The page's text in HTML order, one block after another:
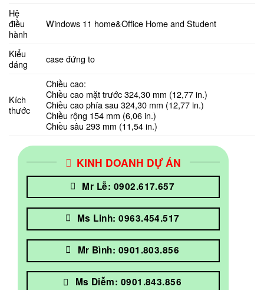
Hệ
điều
hành
Windows 11 home&Office Home and Student
Kiểu
dáng
case đứng to
Kích
thước
Chiều cao:
Chiều cao mặt trước 324,30 mm (12,77 in.)
Chiều cao phía sau 324,30 mm (12,77 in.)
Chiều rộng 154 mm (6,06 in.)
Chiều sâu 293 mm (11,54 in.)
KINH DOANH DỰ ÁN
Mr Lễ: 0902.617.657
Ms Linh: 0963.454.517
Mr Bình: 0901.803.856
Ms Diễm: 0901.843.856